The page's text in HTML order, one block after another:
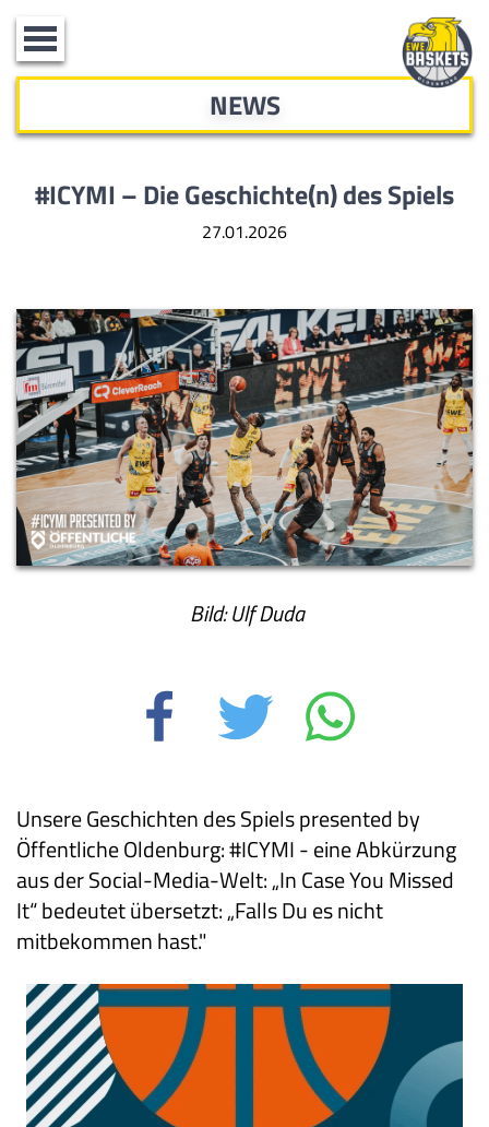
Toggle
navigation
NEWS
#ICYMI – Die Geschichte(n) des Spiels
27.01.2026
Bild: Ulf Duda
Unsere Geschichten des Spiels presented by
Öffentliche Oldenburg: #ICYMI - eine Abkürzung
aus der Social-Media-Welt: „In Case You Missed
It“ bedeutet übersetzt: „Falls Du es nicht
mitbekommen hast."